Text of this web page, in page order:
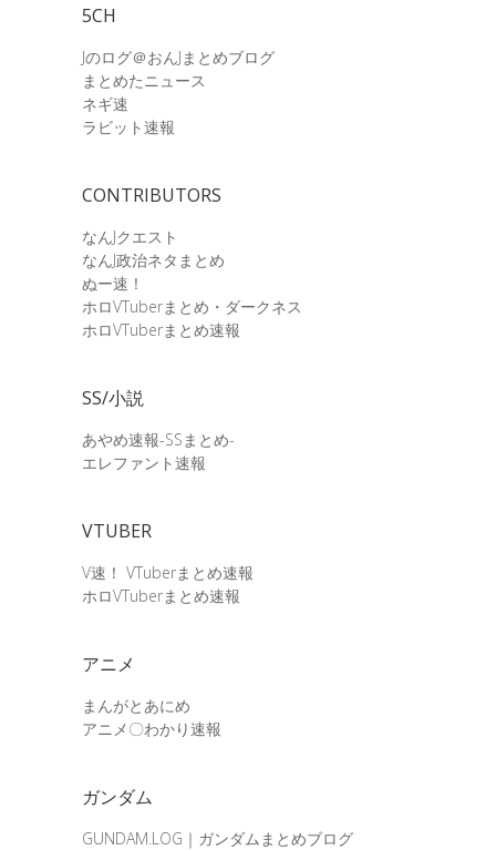
5CH
Jのログ＠おんJまとめブログ
まとめたニュース
ネギ速
ラビット速報
CONTRIBUTORS
なんJクエスト
なんJ政治ネタまとめ
ぬー速！
ホロVTuberまとめ・ダークネス
ホロVTuberまとめ速報
SS/小説
あやめ速報-SSまとめ-
エレファント速報
VTUBER
V速！ VTuberまとめ速報
ホロVTuberまとめ速報
アニメ
まんがとあにめ
アニメ〇わかり速報
ガンダム
GUNDAM.LOG｜ガンダムまとめブログ